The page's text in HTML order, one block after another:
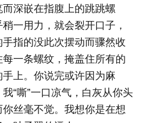
深嵌在指腹上的跳跳螺
一用力，就会裂开口子，
指的没此次摆动而骤然收
一条螺纹，掩盖住所有的
上。你说完或许因为麻
“嘶”一口凉气，白灰从你头
你丝毫不觉。我想你是在想